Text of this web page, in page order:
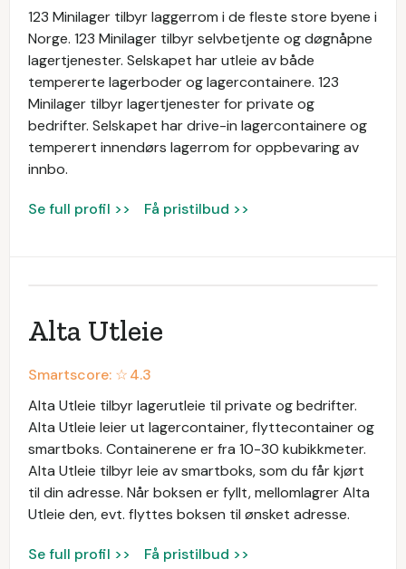
123 Minilager tilbyr laggerrom i de fleste store byene i
Norge. 123 Minilager tilbyr selvbetjente og døgnåpne
lagertjenester. Selskapet har utleie av både
tempererte lagerboder og lagercontainere. 123
Minilager tilbyr lagertjenester for private og
bedrifter. Selskapet har drive-in lagercontainere og
temperert innendørs lagerrom for oppbevaring av
innbo.
Se full profil >> Få pristilbud >>
Alta Utleie
Smartscore: ☆4.3
Alta Utleie tilbyr lagerutleie til private og bedrifter.
Alta Utleie leier ut lagercontainer, flyttecontainer og
smartboks. Containerene er fra 10-30 kubikkmeter.
Alta Utleie tilbyr leie av smartboks, som du får kjørt
til din adresse. Når boksen er fyllt, mellomlagrer Alta
Utleie den, evt. flyttes boksen til ønsket adresse.
Se full profil >> Få pristilbud >>